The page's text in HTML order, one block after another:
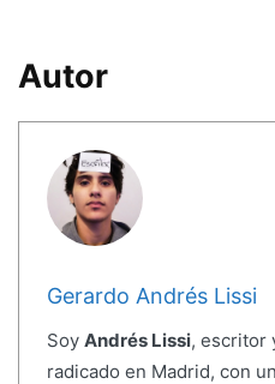
Autor
Gerardo Andrés Lissi
Soy Andrés Lissi, escritor
radicado en Madrid, con